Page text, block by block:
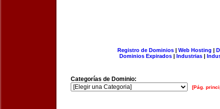
Registro de Dominios| Web Hosting |
Dominios Expirados | Industrias |
Categorías de Dominio:
[Pág.